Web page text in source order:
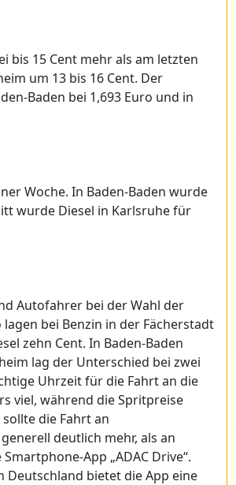
bis 15 Cent mehr als am letzten
um 13 bis 16 Cent. Der
Baden bei 1,693 Euro und in
Woche. In Baden-Baden wurde
wurde Diesel in Karlsruhe für
Autofahrer bei der Wahl der
bei Benzin in der Fächerstadt
zehn Cent. In Baden-Baden
lag der Unterschied bei zwei
Uhrzeit für die Fahrt an die
viel, während die Spritpreise
die Fahrt an
deutlich mehr, als an
App „ADAC Drive“.
Deutschland bietet die App eine